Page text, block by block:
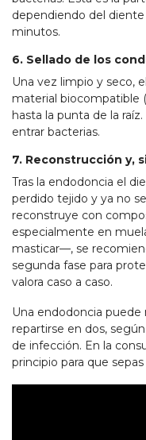
dependiendo del
minutos.
6. Sellado de los
Una vez limpio y seco,
material biocompatible
hasta la punta de la
entrar bacterias.
7. Reconstrucción y,
Tras la endodoncia el
perdido tejido y ya no
reconstruye con
especialmente en
masticar—, se
segunda fase para
valora caso a caso.
Una endodoncia puede
repartirse en dos,
de infección. En la
principio para que